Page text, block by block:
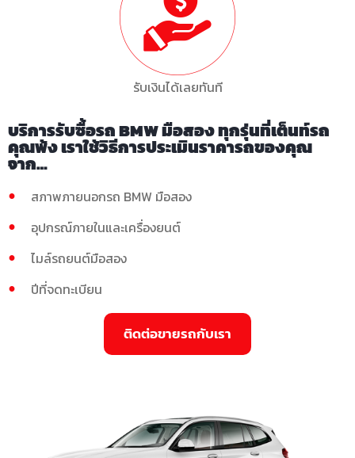
รับเงินได้เลยทันที
บริการรับซื้อรถ BMW มือสอง ทุกรุ่นที่เต็นท์รถ
คุณพ้ง เราใช้วิธีการประเมินราคารถของคุณ
จาก…
สภาพภายนอกรถ BMW มือสอง
อุปกรณ์ภายในและเครื่องยนต์
ไมล์รถยนต์มือสอง
ปีที่จดทะเบียน
ติดต่อขายรถกับเรา